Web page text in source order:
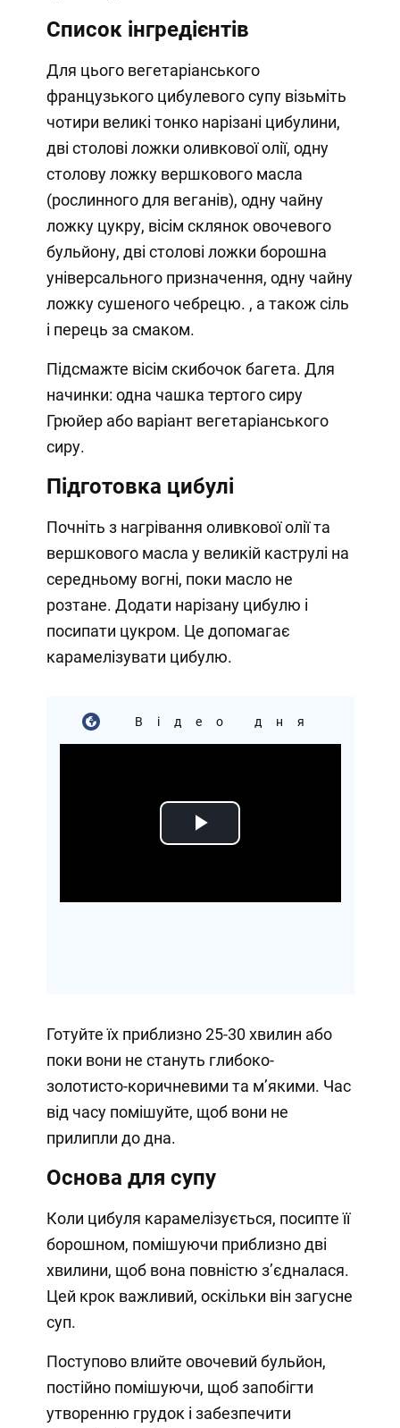
Список інгредієнтів
Для цього вегетаріанського
французького цибулевого супу візьміть
чотири великі тонко нарізані цибулини,
дві столові ложки оливкової олії, одну
столову ложку вершкового масла
(рослинного для веганів), одну чайну
ложку цукру, вісім склянок овочевого
бульйону, дві столові ложки борошна
універсального призначення, одну чайну
ложку сушеного чебрецю. , а також сіль
і перець за смаком.
Підсмажте вісім скибочок багета. Для
начинки: одна чашка тертого сиру
Грюйер або варіант вегетаріанського
сиру.
Підготовка цибулі
Почніть з нагрівання оливкової олії та
вершкового масла у великій каструлі на
середньому вогні, поки масло не
розтане. Додати нарізану цибулю і
посипати цукром. Це допомагає
карамелізувати цибулю.
Відео дня
Play
Готуйте їх приблизно 25-30 хвилин або
поки вони не стануть глибоко-
золотисто-коричневими та м’якими. Час
від часу помішуйте, щоб вони не
прилипли до дна.
Основа для супу
Коли цибуля карамелізується, посипте її
борошном, помішуючи приблизно дві
хвилини, щоб вона повністю з’єдналася.
Цей крок важливий, оскільки він загусне
суп.
Поступово влийте овочевий бульйон,
постійно помішуючи, щоб запобігти
утворенню грудок і забезпечити